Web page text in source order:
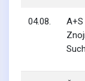
04.08.
A+S